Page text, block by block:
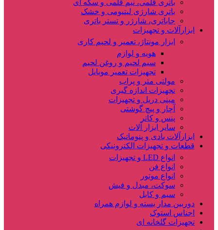
باتری قلمی، نیم قلمی و سکه ای
باتری شارژی لیتیومی و خشک
جاباتری، شارژر و تستر باتری
ابزارآلات و تجهیزات
ابزار مونتاژ، تعمیر و لحیم کاری
هویه و لوازم
سیم لحیم و روغن لحیم
تجهیزات تعمیر موبایل
مولتی متر و پراب
تجهیزات اندازه گیری
مینی دریل و تجهیزات
آچار و پیچ گوشتی
پنس و کاتر
سایر ابزار آلات
ابزارآلات بادی و پنوماتیک
قطعات و تجهیزات الکترونیکی
انواع LED و تجهیزات
انواع فن
انواع موتور
سوکت، مبدل و فیش
سیم و کابل
دوربین مدار بسته و لوازم همراه
اجناس استوک
تجهیزات گلخانه ای